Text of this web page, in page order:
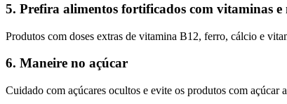
5. Prefira alimentos fortificados com vitaminas e
Produtos com doses extras de vitamina B12, ferro, cálcio e
6. Maneire no açúcar
Cuidado com açúcares ocultos e evite os produtos com